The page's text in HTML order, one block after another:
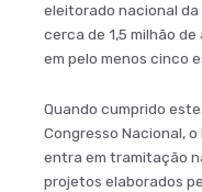
eleitorado nacional
cerca de 1,5 milhão
em pelo menos cinco
Quando cumprido
Congresso Nacional,
entra em tramitação
projetos elaborados